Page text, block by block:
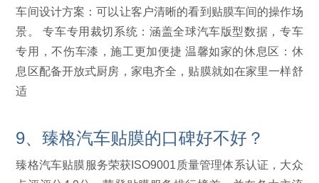
车间设计方案：可以让客户清晰的看到贴膜车间的操作场
景。 专车专用裁切系统：涵盖全球汽车版型数据，专车
专用，不伤车漆，施工更加便捷 温馨如家的休息区：休
息区配备开放式厨房，家电齐全，贴膜就如在家里一样舒
适
9、臻格汽车贴膜的口碑好不好？
臻格汽车贴膜服务荣获ISO9001质量管理体系认证，大众